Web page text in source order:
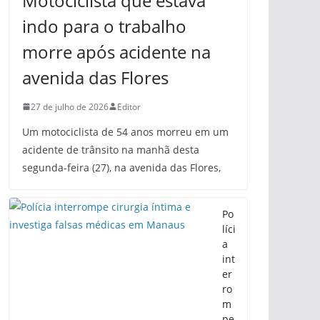
indo para o trabalho
morre após acidente na
avenida das Flores
27 de julho de 2026 Editor
Um motociclista de 54 anos morreu em um
acidente de trânsito na manhã desta
segunda-feira (27), na avenida das Flores,
Po
líci
a
int
er
ro
m